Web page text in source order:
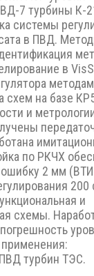
7 турбины К-
системы
в ПВД.
в
схем на базе
и
по РКЧХ
2 мм
200
и
схемы.
применения:
турбин ТЭС.